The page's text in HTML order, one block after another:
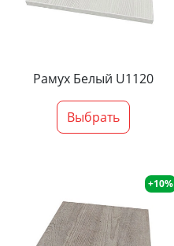
Рамух Белый U1120
Выбрать
+10%